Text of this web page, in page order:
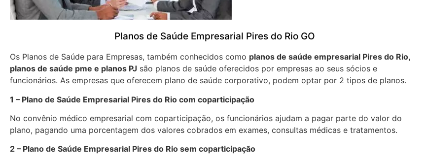
Planos de Saúde Empresarial Pires do Rio GO
Os Planos de Saúde para Empresas, também conhecidos como planos de saúde empresarial Pires do Rio,
planos de saúde pme e planos PJ são planos de saúde oferecidos por empresas ao seus sócios e
funcionários. As empresas que oferecem plano de saúde corporativo, podem optar por 2 tipos de planos.
1 – Plano de Saúde Empresarial Pires do Rio com coparticipação
No convênio médico empresarial com coparticipação, os funcionários ajudam a pagar parte do valor do
plano, pagando uma porcentagem dos valores cobrados em exames, consultas médicas e tratamentos.
2 – Plano de Saúde Empresarial Pires do Rio sem coparticipação